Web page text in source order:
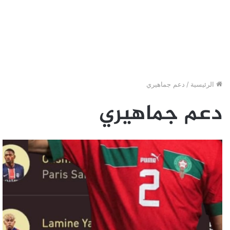
الرئيسية / دعم جماهيري
دعم جماهيري